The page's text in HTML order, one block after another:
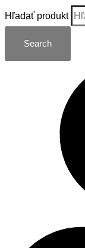
Hľadať produkt
Search